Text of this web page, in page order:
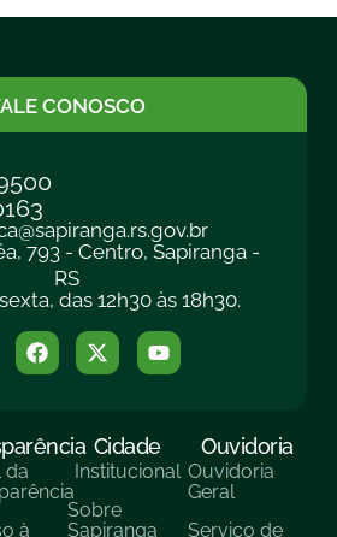
CONOSCO
793 - Centro, Sapiranga -
RS
das 12h30 às 18h30.
da
à
Cidade
Institucional
Sobre
Sapiranga
Ouvidoria
Ouvidoria
Geral
Serviço de